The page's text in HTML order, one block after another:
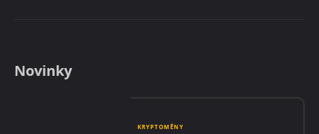
Novinky
KRYPTOMĚNY